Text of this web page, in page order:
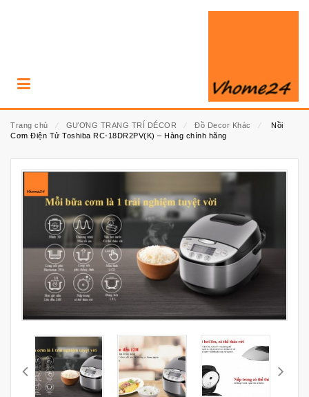
Trang chủ ⁄ GƯƠNG TRANG TRÍ DÉCOR ⁄ Đồ Decor Khác ⁄
Nồi
Cơm Điện Tử Toshiba RC-18DR2PV(K) – Hàng chính hãng